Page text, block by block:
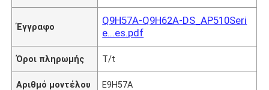
Έγγραφο
Q9H57A-Q9H62A-DS_AP510Seri
e...es.pdf
Όροι πληρωμής T/t
Αριθμό μοντέλου Ε9Η57Α